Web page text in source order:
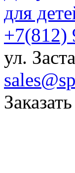
для
+7(812)
ул.